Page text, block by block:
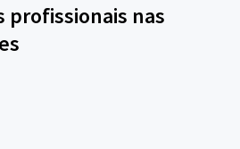
profissionais nas